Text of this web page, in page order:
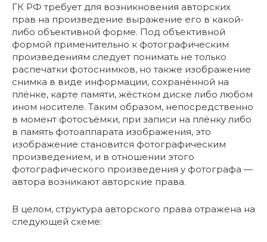
ГК РФ требует для возникновения авторских
прав на произведение выражение его в какой-
либо объективной форме. Под объективной
формой применительно к фотографическим
произведениям следует понимать не только
распечатки фотоснимков, но также изображение
снимка в виде информации, сохранённой на
плёнке, карте памяти, жёстком диске либо любом
ином носителе. Таким образом, непосредственно
в момент фотосъёмки, при записи на плёнку либо
в память фотоаппарата изображения, это
изображение становится фотографическим
произведением, и в отношении этого
фотографического произведения у фотографа —
автора возникают авторские права.
В целом, структура авторского права отражена на
следующей схеме: